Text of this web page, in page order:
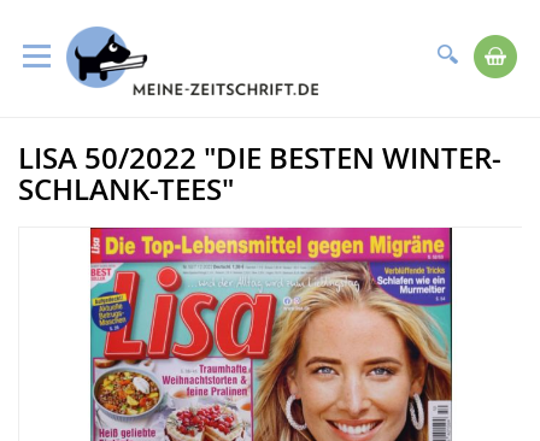
Suche
zum
Inhalt
Zum
Ende
der
Bildergalerie
LISA 50/2022 "DIE BESTEN WINTER-
SCHLANK-TEES"